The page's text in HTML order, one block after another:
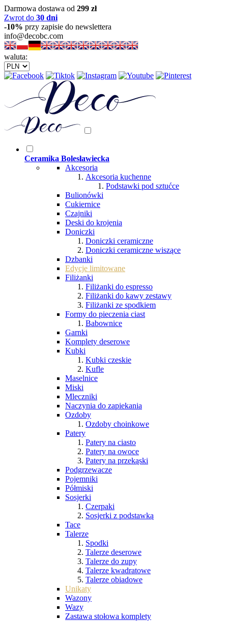
Darmowa dostawa od 299 zł
Zwrot do 30 dni
-10% przy zapisie do newslettera
info@decobc.com
waluta:
Ceramika Bolesławiecka
Akcesoria
Akcesoria kuchenne
Podstawki pod sztućce
Bulionówki
Cukiernice
Czajniki
Deski do krojenia
Doniczki
Doniczki ceramiczne
Doniczki ceramiczne wiszące
Dzbanki
Edycje limitowane
Filiżanki
Filiżanki do espresso
Filiżanki do kawy zestawy
Filiżanki ze spodkiem
Formy do pieczenia ciast
Babownice
Garnki
Komplety deserowe
Kubki
Kubki czeskie
Kufle
Maselnice
Miski
Mleczniki
Naczynia do zapiekania
Ozdoby
Ozdoby choinkowe
Patery
Patery na ciasto
Patery na owoce
Patery na przekąski
Podgrzewacze
Pojemniki
Półmiski
Sosjerki
Czerpaki
Sosjerki z podstawką
Tace
Talerze
Spodki
Talerze deserowe
Talerze do zupy
Talerze kwadratowe
Talerze obiadowe
Unikaty
Wazony
Wazy
Zastawa stołowa komplety